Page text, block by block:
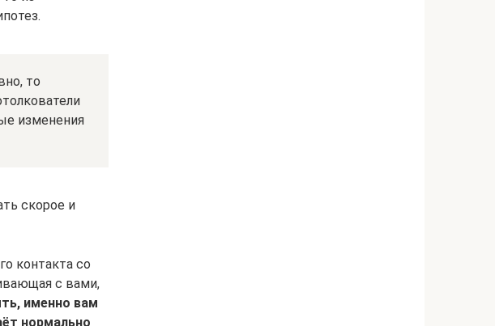
то
изменения
скорое и
контакта со
с вами,
именно вам
нормально